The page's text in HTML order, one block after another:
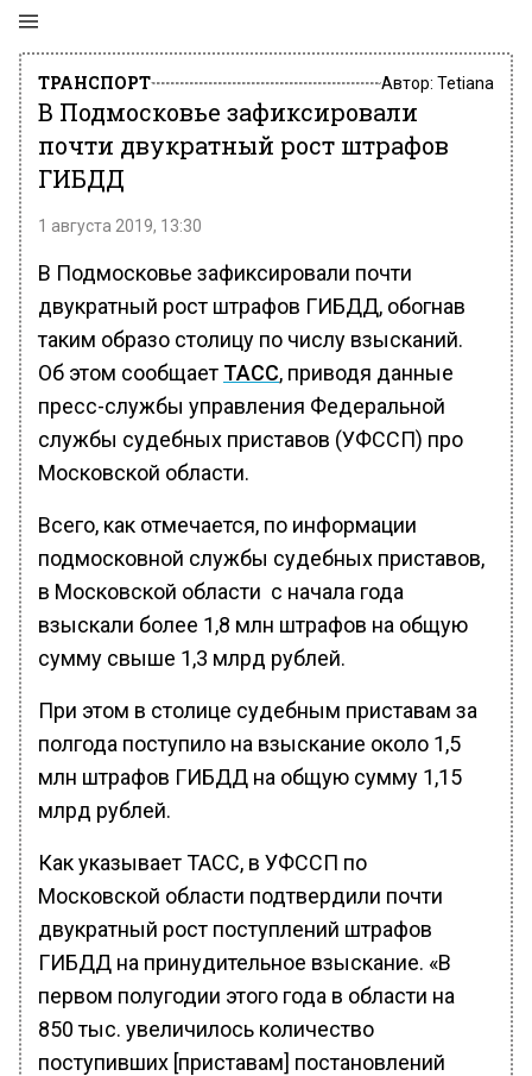
ТРАНСПОРТ Автор: Tetiana
В Подмосковье зафиксировали
почти двукратный рост штрафов
ГИБДД
1 августа 2019, 13:30
В Подмосковье зафиксировали почти
двукратный рост штрафов ГИБДД, обогнав
таким образо столицу по числу взысканий.
Об этом сообщает ТАСС, приводя данные
пресс-службы управления Федеральной
службы судебных приставов (УФССП) про
Московской области.
Всего, как отмечается, по информации
подмосковной службы судебных приставов,
в Московской области с начала года
взыскали более 1,8 млн штрафов на общую
сумму свыше 1,3 млрд рублей.
При этом в столице судебным приставам за
полгода поступило на взыскание около 1,5
млн штрафов ГИБДД на общую сумму 1,15
млрд рублей.
Как указывает ТАСС, в УФССП по
Московской области подтвердили почти
двукратный рост поступлений штрафов
ГИБДД на принудительное взыскание. «В
первом полугодии этого года в области на
850 тыс. увеличилось количество
поступивших [приставам] постановлений